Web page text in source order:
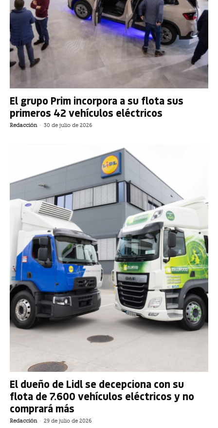
El grupo Prim incorpora a su flota sus
primeros 42 vehículos eléctricos
Redacción - 30 de julio de 2026
El dueño de Lidl se decepciona con su
flota de 7.600 vehículos eléctricos y no
comprará más
Redacción - 29 de julio de 2026